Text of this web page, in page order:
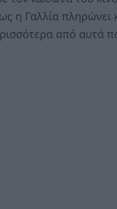
η Γαλλία πληρώνει
από αυτά